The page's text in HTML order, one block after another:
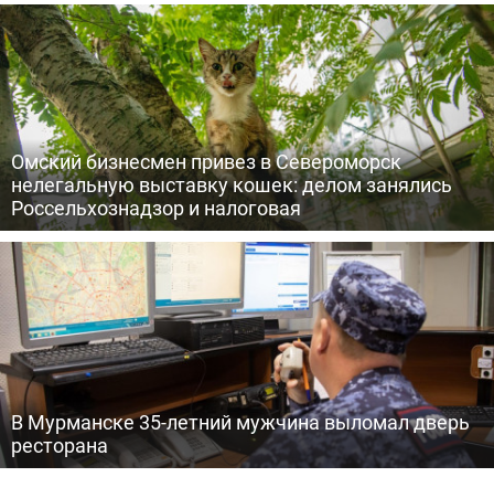
Омский бизнесмен привез в Североморск
нелегальную выставку кошек: делом занялись
Россельхознадзор и налоговая
В Мурманске 35-летний мужчина выломал дверь
ресторана